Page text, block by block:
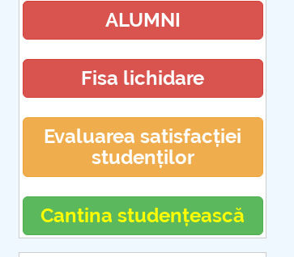
ALUMNI
Fisa lichidare
Evaluarea satisfacției
studenților
Cantina studențească